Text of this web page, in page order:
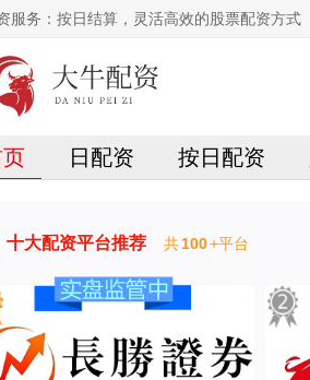
服务：按日结算，灵活高效的股票配资方式
日配资 按日配资
十大配资平台推荐 共100+平台